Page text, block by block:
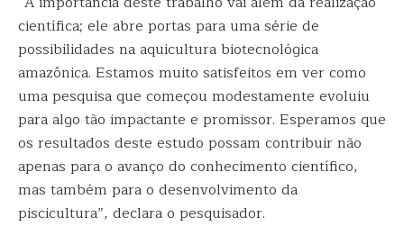
científica; ele abre portas para uma série de
possibilidades na aquicultura biotecnológica
amazônica. Estamos muito satisfeitos em ver como
uma pesquisa que começou modestamente evoluiu
para algo tão impactante e promissor. Esperamos que
os resultados deste estudo possam contribuir não
apenas para o avanço do conhecimento científico,
mas também para o desenvolvimento da
piscicultura”, declara o pesquisador.